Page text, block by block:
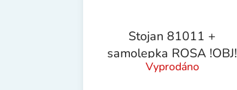
Stojan 81011 +
samolepka ROSA !OBJ!
Vyprodáno